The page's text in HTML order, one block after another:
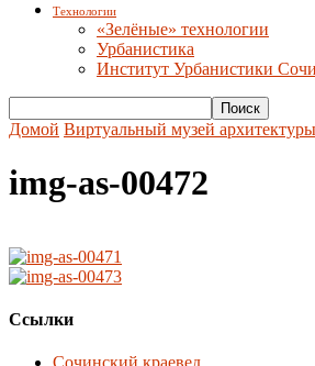
Технологии
«Зелёные» технологии
Урбанистика
Институт Урбанистики Сочи
Домой Виртуальный музей
img-as-00472
Ссылки